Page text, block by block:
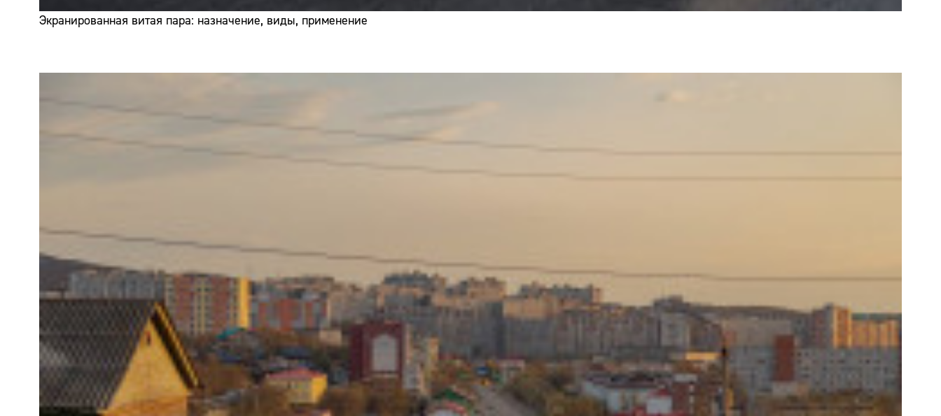
Экранированная витая пара: назначение, виды, применение
Сайт:
Адрес: